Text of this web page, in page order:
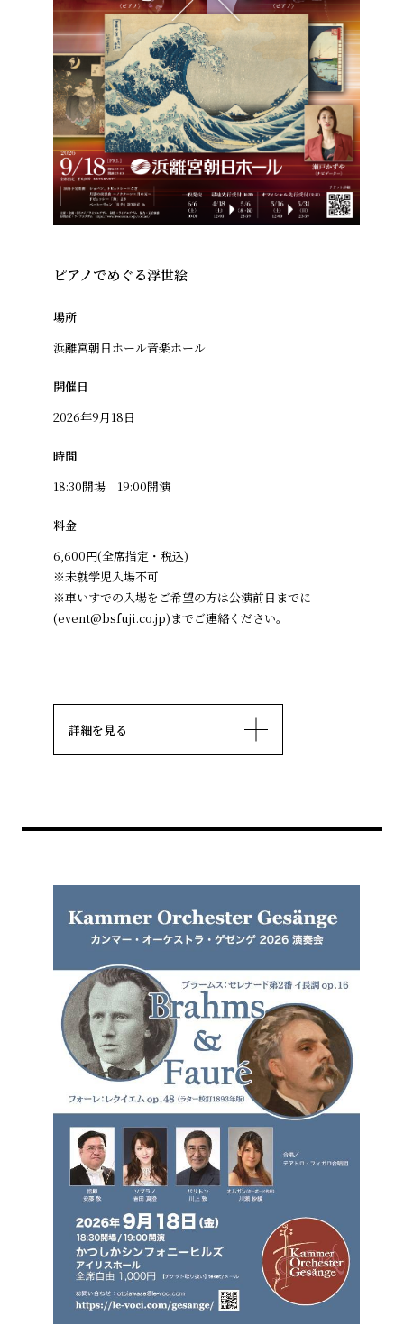
ピアノでめぐる浮世絵
場所
浜離宮朝日ホール音楽ホール
開催日
2026年9月18日
時間
18:30開場 19:00開演
料金
6,600円(全席指定・税込)
※未就学児入場不可
※車いすでの入場をご希望の方は公演前日までに
(event@bsfuji.co.jp)までご連絡ください。
詳細を見る